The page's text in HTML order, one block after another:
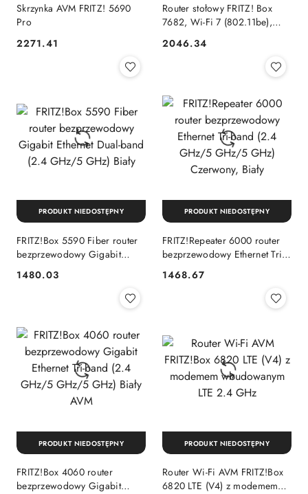
Skrzynka AVM FRITZ! 5690
Pro
Cena:
2271.41
Router stołowy FRITZ! Box
7682, Wi-Fi 7 (802.11be),
GHz), Ethernet LAN, VDSL,
Cena:
2046.34
FRITZ!Box 5590 Fiber router
bezprzewodowy Gigabit
GHz/5 GHz) Biały
Cena:
1480.03
PRODUKT NIEDOSTĘPNY
FRITZ!Repeater 6000 router
bezprzewodowy Ethernet Tri-
GHz) Czerwony, Biały
Cena:
1468.67
PRODUKT NIEDOSTĘPNY
FRITZ!Box 4060 router
bezprzewodowy Gigabit
PRODUKT NIEDOSTĘPNY
Router Wi-Fi AVM FRITZ!Box
6820 LTE (V4) z modemem
PRODUKT NIEDOSTĘPNY